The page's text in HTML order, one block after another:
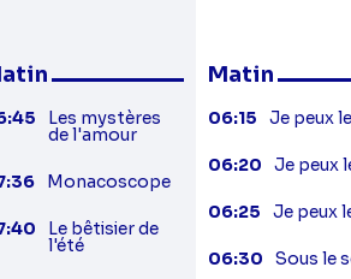
Les mystères
de l'amour
Monacoscope
Le bêtisier de
l'été
Matin
06:15 Je peux
06:20 Je peux
06:25 Je peux
06:30 Sous le